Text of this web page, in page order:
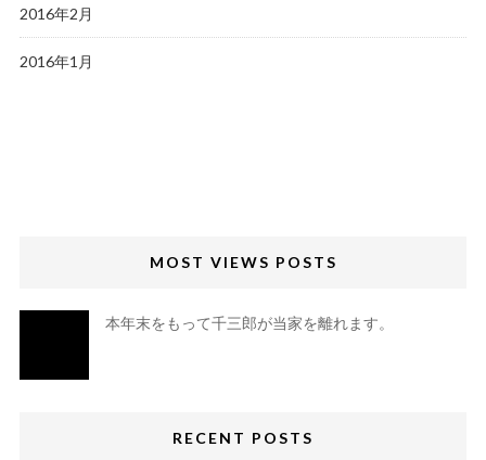
2016年2月
2016年1月
MOST VIEWS POSTS
本年末をもって千三郎が当家を離れます。
RECENT POSTS